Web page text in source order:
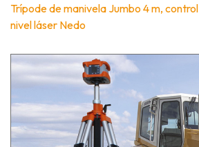
Trípode de manivela Jumbo 4 m,
nivel láser Nedo